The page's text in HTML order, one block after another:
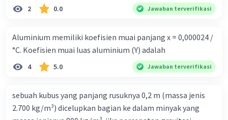
2 0.0 Jawaban terverifikasi
Aluminium memiliki koefisien muai panjang x = 0,000024 /
°C. Koefisien muai luas aluminium (Y) adalah
4 5.0 Jawaban terverifikasi
sebuah kubus yang panjang rusuknya 0,2 m (massa jenis
2.700 kg/m³) dicelupkan bagian ke dalam minyak yang